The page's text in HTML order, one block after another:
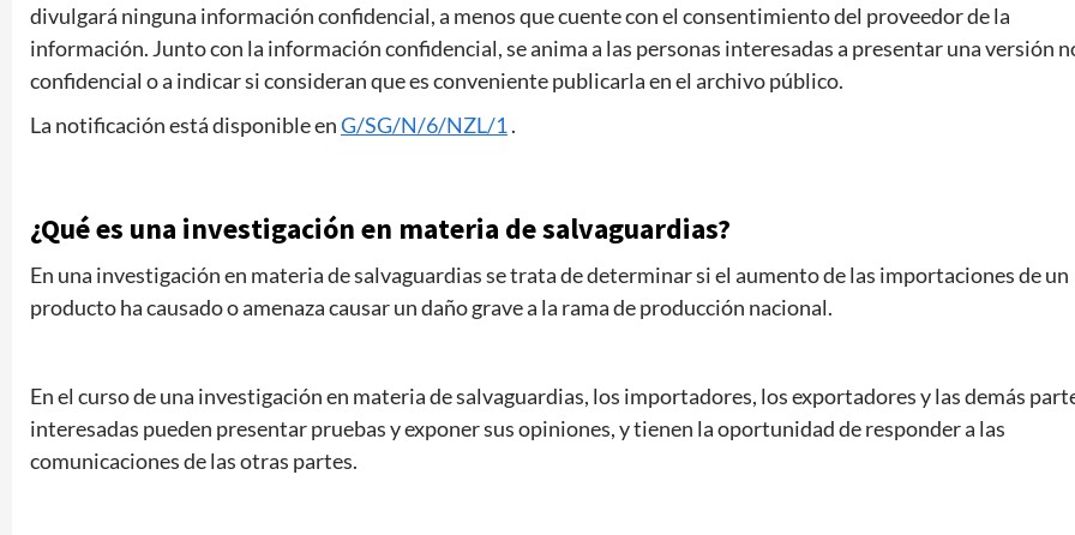
divulgará ninguna información confidencial, a menos que cuente con el consentimiento del proveedor de la
información. Junto con la información confidencial, se anima a las personas interesadas a presentar una versión
confidencial o a indicar si consideran que es conveniente publicarla en el archivo público.
La notificación está disponible enG/SG/N/6/NZL/1 .
¿Qué es una investigación en materia de salvaguardias?
En una investigación en materia de salvaguardias se trata de determinar si el aumento de las importaciones de un
producto ha causado o amenaza causar un daño grave a la rama de producción nacional.
En el curso de una investigación en materia de salvaguardias, los importadores, los exportadores y las demás
interesadas pueden presentar pruebas y exponer sus opiniones, y tienen la oportunidad de responder a las
comunicaciones de las otras partes.